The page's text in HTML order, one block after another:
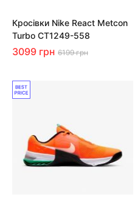
Кросівки Nike React Metcon
Turbo CT1249-558
3099 грн 6199 грн